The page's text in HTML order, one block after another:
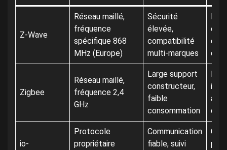
Z-Wave
Réseau maillé,
fréquence
spécifique 868
MHz (Europe)
Sécurité
élevée,
compatibilité
multi-marques
en
de
Zigbee
Réseau maillé,
fréquence 2,4
GHz
Large support
constructeur,
faible
consommation
io-
Protocole
propriétaire
Communication
fiable, suivi